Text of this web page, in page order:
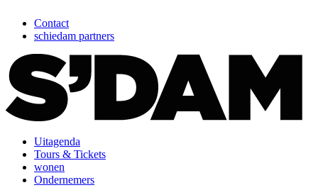
Contact
schiedam partners
Uitagenda
Tours & Tickets
wonen
Ondernemers